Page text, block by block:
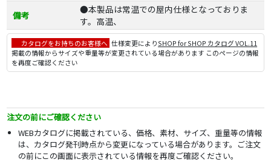
備考
●本製品は常温での屋内仕様となっておりま
す。高温、
カタログをお持ちのお客様へ 仕様変更によりSHOP for SHOP カタログ VOL.11
掲載の情報からサイズや重量等が変更されている場合があります このページの情報
を再度ご確認ください
注文の前にご確認ください
WEBカタログに掲載されている、価格、素材、サイズ、重量等の情報
は、カタログ発刊時点から変更になっている場合があります。ご注文
の前にこの画面に表示されている情報を再度ご確認ください。